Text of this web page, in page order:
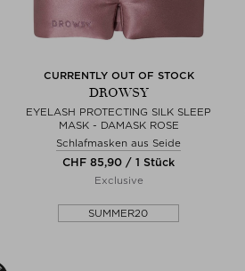
CURRENTLY OUT OF STOCK
DROWSY
EYELASH PROTECTING SILK SLEEP
MASK - DAMASK ROSE
Schlafmasken aus Seide
CHF 85,90 / 1 Stück
Exclusive
SUMMER20